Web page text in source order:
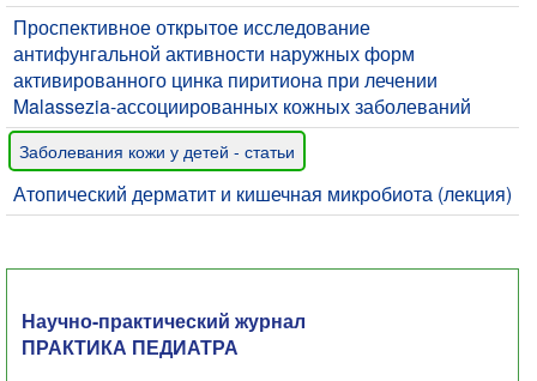
Проспективное открытое исследование
антифунгальной активности наружных форм
активированного цинка пиритиона при лечении
Malassezia-ассоциированных кожных заболеваний
Заболевания кожи у детей - статьи
Атопический дерматит и кишечная микробиота (лекция)
Научно-практический журнал
ПРАКТИКА ПЕДИАТРА